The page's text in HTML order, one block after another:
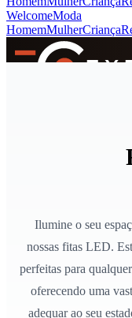
WelcomeModa
HomemMulherCriança
Ilumine o seu
nossas fitas LED.
perfeitas para
oferecendo uma
adequar ao seu